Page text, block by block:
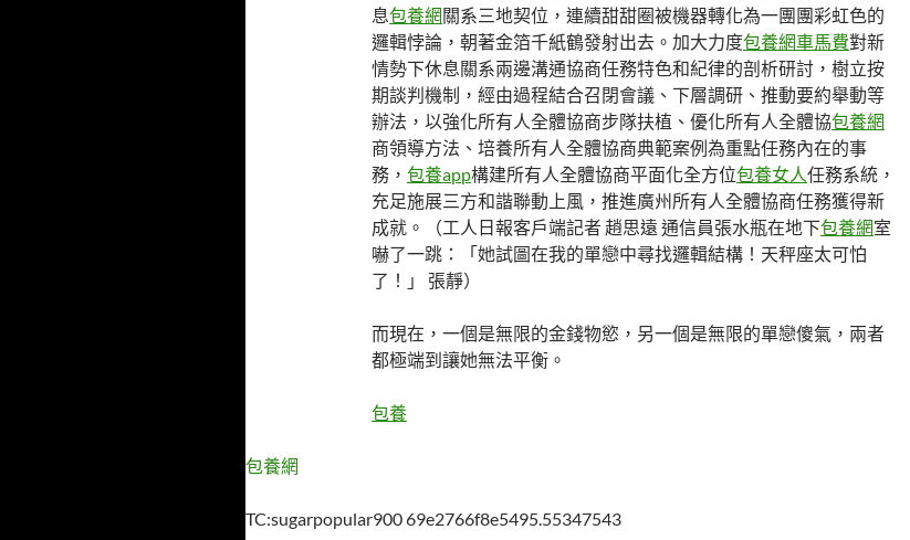
息包養網關系三地契位，連續甜甜圈被機器轉化為一團團彩虹色的
邏輯悖論，朝著金箔千紙鶴發射出去。加大力度包養網車馬費對新
情勢下休息關系兩邊溝通協商任務特色和紀律的剖析研討，樹立按
期談判機制，經由過程結合召閉會議、下層調研、推動要約舉動等
辦法，以強化所有人全體協商步隊扶植、優化所有人全體協包養網
商領導方法、培養所有人全體協商典範案例為重點任務內在的事
務， 包養app構建所有人全體協商平面化全方位包養女人任務系統，
充足施展三方和諧聯動上風，推進廣州所有人全體協商任務獲得新
成就。（工人日報客戶端記者 趙思遠 通信員張水瓶在地下包養網室
嚇了一跳：「她試圖在我的單戀中尋找邏輯結構！天秤座太可怕
了！」 張靜）
而現在，一個是無限的金錢物慾，另一個是無限的單戀傻氣，兩者
都極端到讓她無法平衡。
包養
包養網
TC:sugarpopular900 69e2766f8e5495.55347543